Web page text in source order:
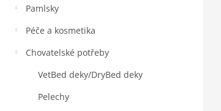
Pamlsky
Péče a kosmetika
Chovatelské potřeby
VetBed deky/DryBed deky
Pelechy